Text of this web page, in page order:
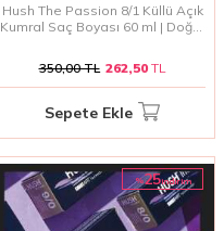
Hush The Passion 8/1 Küllü Açık
Kumral Saç Boyası 60 ml | Doğal
350,00TL 262,50TL
Sepete Ekle
%25i̇ndirim